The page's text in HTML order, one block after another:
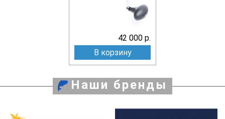
42 000 р.
В корзину
Наши бренды